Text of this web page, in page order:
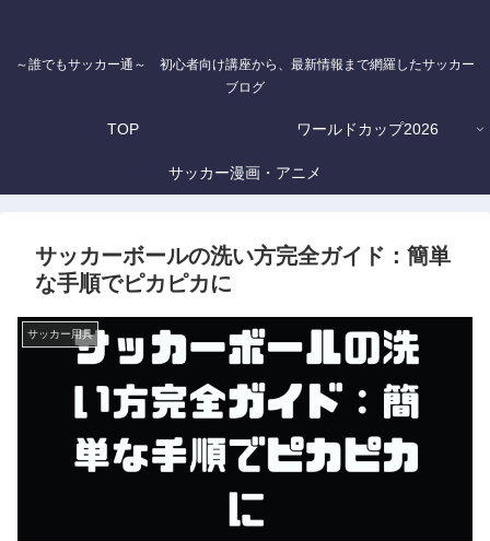
～誰でもサッカー通～ 初心者向け講座から、最新情報まで網羅したサッカー
ブログ
TOP ワールドカップ2026
サッカー漫画・アニメ
サッカーボールの洗い方完全ガイド：簡単
な手順でピカピカに
サッカー用具